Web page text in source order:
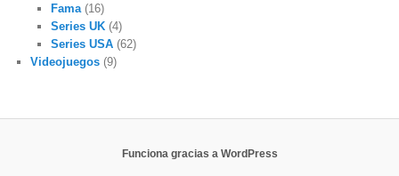
Fama(16)
Series UK(4)
Series USA(62)
Videojuegos (9)
Funciona gracias a WordPress